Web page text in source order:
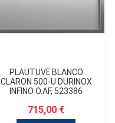
PLAUTUVĖ BLANCO
CLARON 500-U DURINOX
INFINO O.AF, 523386
715,00 €